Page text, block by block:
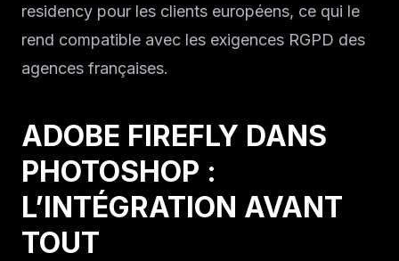
residency pour les clients européens, ce qui le
rend compatible avec les exigences RGPD des
agences françaises.
ADOBE FIREFLY DANS
PHOTOSHOP :
L’INTÉGRATION AVANT
TOUT